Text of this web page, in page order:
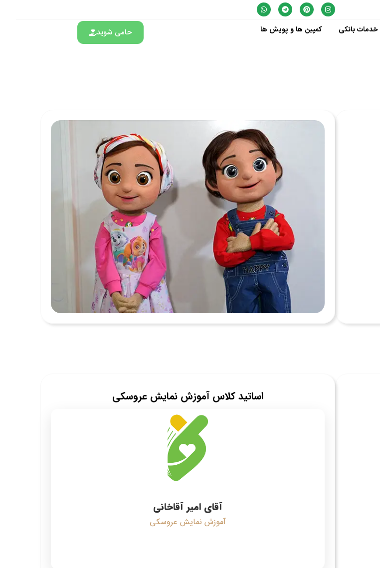
خدمات بانکی کمپین ها و پویش ها حامی شوید
اساتید کلاس آموزش نمایش عروسکی
آقای امیر آقاخانی
آموزش نمایش عروسکی